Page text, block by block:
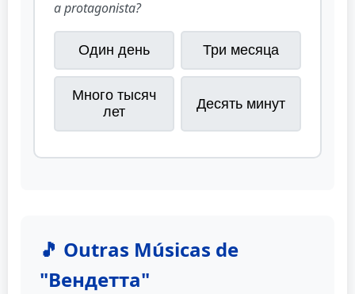
a protagonista?
Один день Три месяца
Много тысяч
лет
Десять минут
🎵 Outras Músicas de
"Вендетта"